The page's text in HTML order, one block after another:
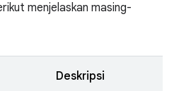
menjelaskan masing-
Deskripsi